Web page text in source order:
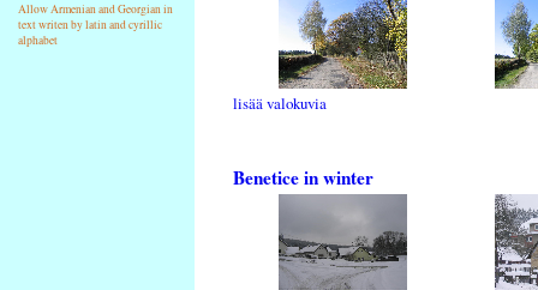
Allow Armenian and Georgian in
text writen by latin and cyrillic
alphabet
lisää valokuvia
Benetice in winter